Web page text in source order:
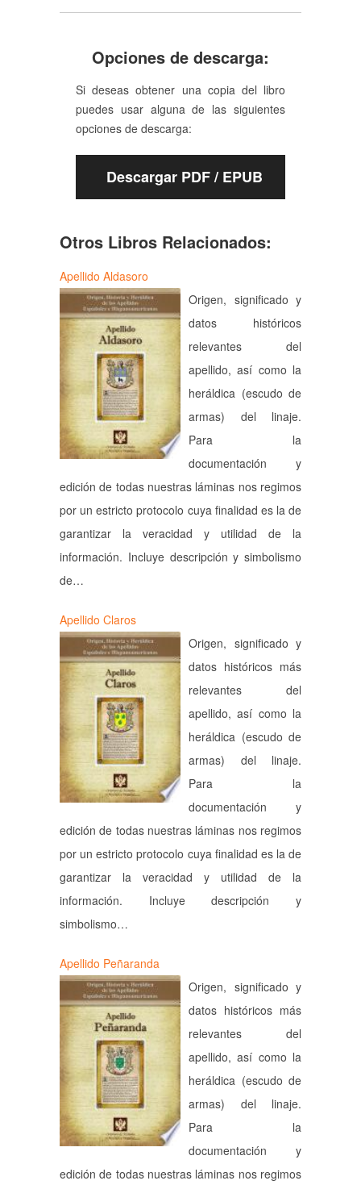
Opciones de descarga:
Si deseas obtener una copia del libro
puedes usar alguna de las siguientes
opciones de descarga:
Descargar PDF / EPUB
Otros Libros Relacionados:
Apellido Aldasoro
Origen, significado y
datos históricos
relevantes del
apellido, así como la
heráldica (escudo de
armas) del linaje.
Para la
documentación y
edición de todas nuestras láminas nos regimos
por un estricto protocolo cuya finalidad es la de
garantizar la veracidad y utilidad de la
información. Incluye descripción y simbolismo
de…
Apellido Claros
Origen, significado y
datos históricos más
relevantes del
apellido, así como la
heráldica (escudo de
armas) del linaje.
Para la
documentación y
edición de todas nuestras láminas nos regimos
por un estricto protocolo cuya finalidad es la de
garantizar la veracidad y utilidad de la
información. Incluye descripción y
simbolismo…
Apellido Peñaranda
Origen, significado y
datos históricos más
relevantes del
apellido, así como la
heráldica (escudo de
armas) del linaje.
Para la
documentación y
edición de todas nuestras láminas nos regimos